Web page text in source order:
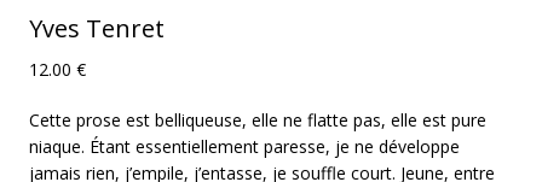
Yves Tenret
12.00 €
Cette prose est belliqueuse, elle ne flatte pas, elle est pure
niaque. Étant essentiellement paresse, je ne développe
jamais rien, j’empile, j’entasse, je souffle court. Jeune, entre